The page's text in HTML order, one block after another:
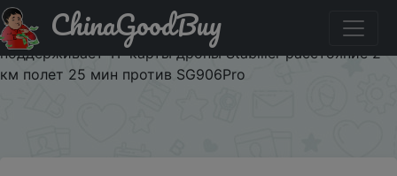
Промокод на знижку TREND500 F4 Дрон GPS 4K 5G HD
Механическая Карданная камера система
поддерживает TF карты дроны Stabilier расстояние 2
км полет 25 мин против SG906Pro
ChinaGoodBuy